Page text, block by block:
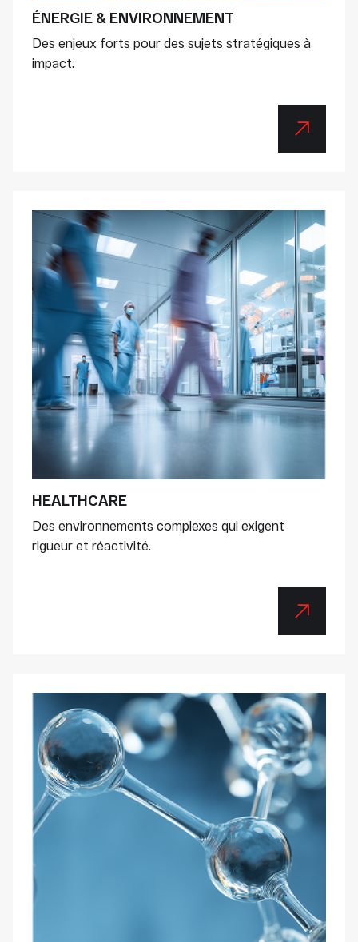
ÉNERGIE & ENVIRONNEMENT
Des enjeux forts pour des sujets stratégiques à
impact.
HEALTHCARE
Des environnements complexes qui exigent
rigueur et réactivité.